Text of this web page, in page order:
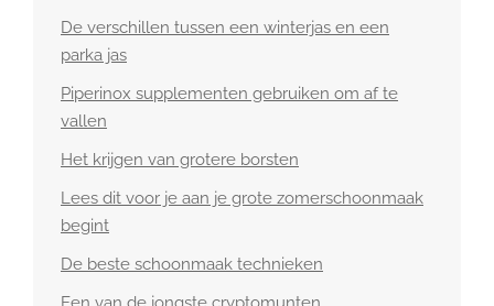
De verschillen tussen een winterjas en een
parka jas
Piperinox supplementen gebruiken om af te
vallen
Het krijgen van grotere borsten
Lees dit voor je aan je grote zomerschoonmaak
begint
De beste schoonmaak technieken